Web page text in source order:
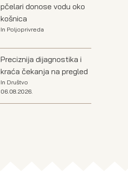
pčelari donose vodu oko
košnica
In Poljoprivreda
Preciznija dijagnostika i
kraća čekanja na pregled
In Društvo
06.08.2026.